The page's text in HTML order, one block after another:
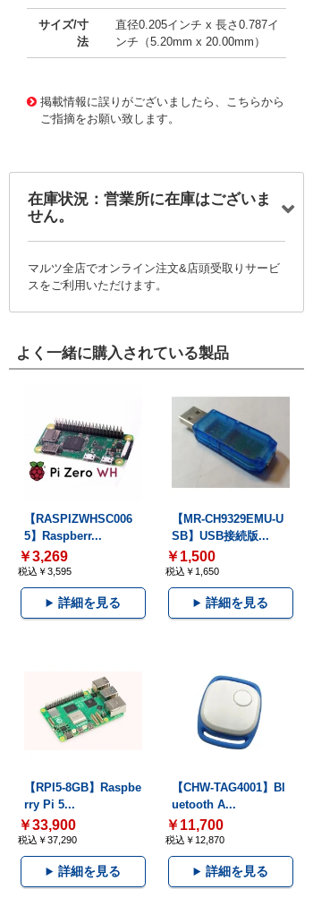
サイズ/寸
法
直径0.205インチ x 長さ0.787イ
ンチ（5.20mm x 20.00mm）
掲載情報に誤りがございましたら、こちらから
ご指摘をお願い致します。
在庫状況：営業所に在庫はございま
せん。
マルツ全店でオンライン注文&店頭受取りサービ
スをご利用いただけます。
よく一緒に購入されている製品
【RASPIZWHSC006
5】Raspberr...
￥3,269
税込￥3,595
詳細を見る
【MR-CH9329EMU-U
SB】USB接続版...
￥1,500
税込￥1,650
詳細を見る
【RPI5-8GB】Raspbe
rry Pi 5...
￥33,900
税込￥37,290
詳細を見る
【CHW-TAG4001】Bl
uetooth A...
￥11,700
税込￥12,870
詳細を見る